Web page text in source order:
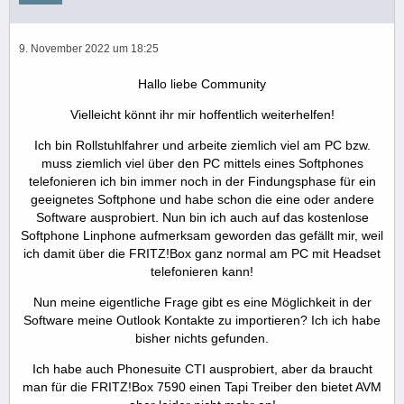
9. November 2022 um 18:25
Hallo liebe Community
Vielleicht könnt ihr mir hoffentlich weiterhelfen!
Ich bin Rollstuhlfahrer und arbeite ziemlich viel am PC bzw.
muss ziemlich viel über den PC mittels eines Softphones
telefonieren ich bin immer noch in der Findungsphase für ein
geeignetes Softphone und habe schon die eine oder andere
Software ausprobiert. Nun bin ich auch auf das kostenlose
Softphone Linphone aufmerksam geworden das gefällt mir, weil
ich damit über die FRITZ!Box ganz normal am PC mit Headset
telefonieren kann!
Nun meine eigentliche Frage gibt es eine Möglichkeit in der
Software meine Outlook Kontakte zu importieren? Ich ich habe
bisher nichts gefunden.
Ich habe auch Phonesuite CTI ausprobiert, aber da braucht
man für die FRITZ!Box 7590 einen Tapi Treiber den bietet AVM